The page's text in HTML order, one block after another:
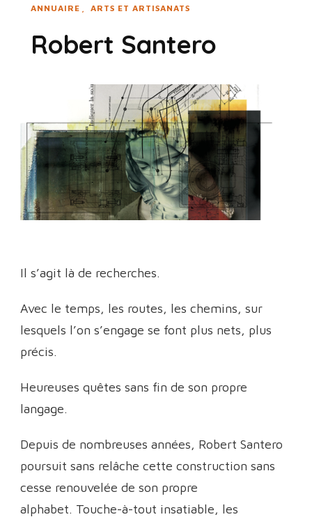
ANNUAIRE ARTS ET ARTISANATS
Robert Santero
Il s’agit là de recherches.
Avec le temps, les routes, les chemins, sur
lesquels l’on s’engage se font plus nets, plus
précis.
Heureuses quêtes sans fin de son propre
langage.
Depuis de nombreuses années, Robert Santero
poursuit sans relâche cette construction sans
cesse renouvelée de son propre
alphabet. Touche-à-tout insatiable, les